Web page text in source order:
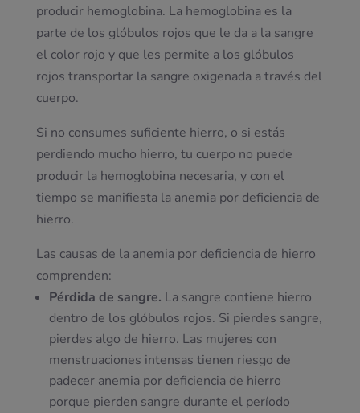
producir hemoglobina. La hemoglobina es la
parte de los glóbulos rojos que le da a la sangre
el color rojo y que les permite a los glóbulos
rojos transportar la sangre oxigenada a través del
cuerpo.
Si no consumes suficiente hierro, o si estás
perdiendo mucho hierro, tu cuerpo no puede
producir la hemoglobina necesaria, y con el
tiempo se manifiesta la anemia por deficiencia de
hierro.
Las causas de la anemia por deficiencia de hierro
comprenden:
Pérdida de sangre. La sangre contiene hierro
dentro de los glóbulos rojos. Si pierdes sangre,
pierdes algo de hierro. Las mujeres con
menstruaciones intensas tienen riesgo de
padecer anemia por deficiencia de hierro
porque pierden sangre durante el período